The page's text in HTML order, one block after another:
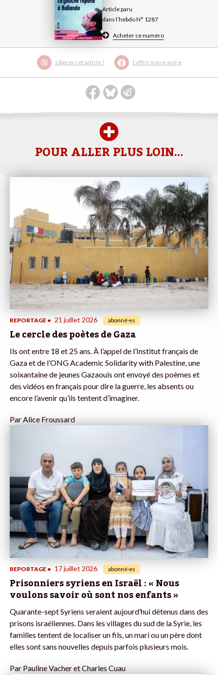
Article paru
dans l’hebdo N° 1287
Acheter ce numéro
Libérer cet article ! L’offrir à un·e ami·e
POUR ALLER PLUS LOIN…
REPORTAGE • 21 juillet 2026 abonné·es
Le cercle des poètes de Gaza
Ils ont entre 18 et 25 ans. À l’appel de l’Institut français de
Gaza et de l’ONG Academic Solidarity with Palestine, une
soixantaine de jeunes Gazaouis ont envoyé des poèmes et
des vidéos en français pour dire la guerre, les absents ou
encore l’avenir qu’ils tentent d’imaginer.
ParAlice Froussard
REPORTAGE • 17 juillet 2026 abonné·es
Prisonniers syriens en Israël : « Nous
voulons savoir où sont nos enfants »
Quarante-sept Syriens seraient aujourd’hui détenus dans des
prisons israéliennes. Dans les villages du sud de la Syrie, les
familles tentent de localiser un fils, un mari ou un père dont
elles sont sans nouvelles depuis parfois plusieurs mois.
Par Pauline Vacher et Charles Cuau